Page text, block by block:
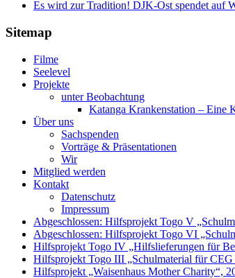
Es wird zur Tradition! DJK-Ost spendet auf
Sitemap
Filme
Seelevel
Projekte
unter Beobachtung
Katanga Krankenstation – Eine
Über uns
Sachspenden
Vorträge & Präsentationen
Wir
Mitglied werden
Kontakt
Datenschutz
Impressum
Abgeschlossen: Hilfsprojekt Togo V
Abgeschlossen: Hilfsprojekt Togo VI
Hilfsprojekt Togo IV „Hilfslieferungen für
Hilfsprojekt Togo III „Schulmaterial für
Hilfsprojekt „Waisenhaus Mother Charity“,